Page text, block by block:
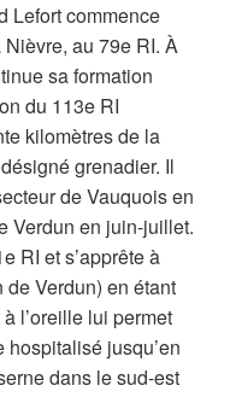
Lefort commence
au 79e RI. À
sa formation
du 113e RI
kilomètres de la
grenadier. Il
de Vauquois en
Verdun en juin-juillet.
RI et s’apprête à
de Verdun) en étant
l’oreille lui permet
hospitalisé jusqu’en
dans le sud-est